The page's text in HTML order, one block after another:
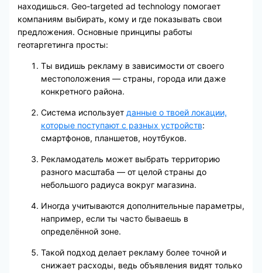
находишься. Geo-targeted ad technology помогает
компаниям выбирать, кому и где показывать свои
предложения. Основные принципы работы
геотаргетинга просты:
Ты видишь рекламу в зависимости от своего
местоположения — страны, города или даже
конкретного района.
Система использует данные о твоей локации,
которые поступают с разных устройств:
смартфонов, планшетов, ноутбуков.
Рекламодатель может выбрать территорию
разного масштаба — от целой страны до
небольшого радиуса вокруг магазина.
Иногда учитываются дополнительные параметры,
например, если ты часто бываешь в
определённой зоне.
Такой подход делает рекламу более точной и
снижает расходы, ведь объявления видят только